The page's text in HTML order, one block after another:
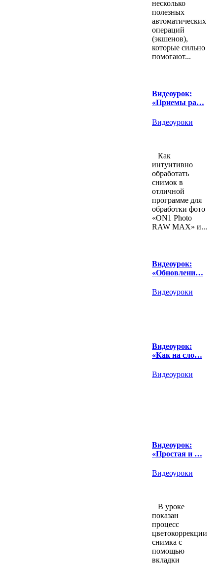
несколько
полезных
автоматических
операций
(экшенов),
которые сильно
помогают...
Видеоурок:
«Приемы ра…
Видеоуроки
Как
интуитивно
обработать
снимок в
отличной
программе для
обработки фото
«ON1 Photo
RAW MAX» и...
Видеоурок:
«Обновлени…
Видеоуроки
Видеоурок:
«Как на сло…
Видеоуроки
Видеоурок:
«Простая и …
Видеоуроки
В уроке
показан
процесс
цветокоррекции
снимка с
помощью
вкладки